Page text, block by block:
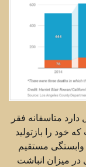
متاسفانه فقر
خود را بازتولید
وابستگی مستقیم
در میزان انباشت